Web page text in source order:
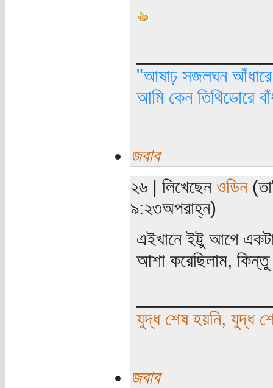
"আষাঢ় সজলঘন আঁধারে,
আমি কেন তিথিডোরে
জবাব
২৬ | লিখেছেন ওডিন
৯:২৩অপরাহ্ন)
এইখানে ইট্টু আগে
আশা করেছিলাম,
যুদ্ধ শেষ হয়নি, যুদ্ধ
জবাব